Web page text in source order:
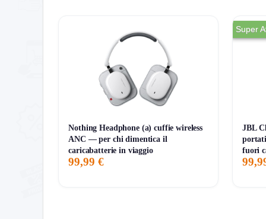
Storico Prezzo
152 giorni di monitoraggio
20,99€
MINIMO
21,99€
MASSIMO
↑+4.8%
7G 30G 90G Tutto
Nothing Headphone (a) cuffie wireless
ANC — per chi dimentica il
caricabatterie in viaggio
99,99 €
Super
JBL
fuori